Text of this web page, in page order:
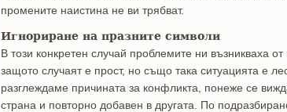
промените наистина не ви трябват.
Игнориране на празните символи
В този конкретен случай проблемите ни възникваха
защото случаят е прост, но също така ситуацията е
разглеждаме причината за конфликта, понеже се
страна и повторно добавен в другата. По